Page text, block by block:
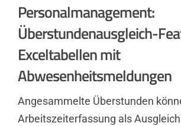
Personalmanagement:
Überstundenausgleich-
Exceltabellen mit
Abwesenheitsmeldungen
Angesammelte Überstunden
Arbeitszeiterfassung als